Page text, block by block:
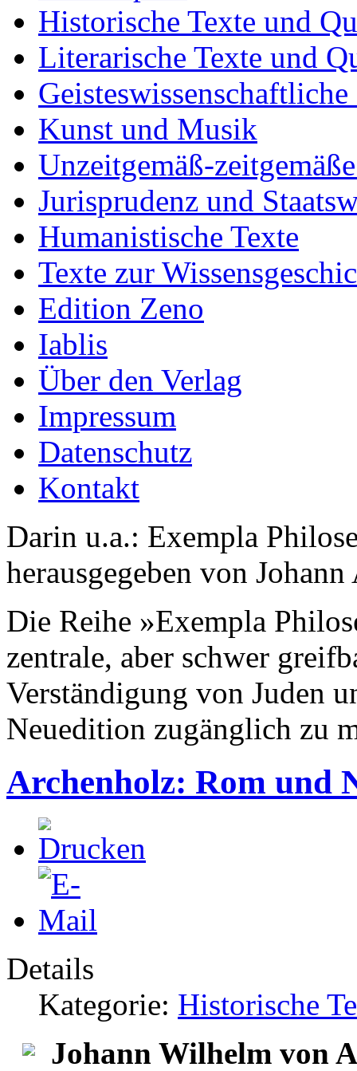
Historische Texte und
Literarische Texte und
Kunst und Musik
Unzeitgemäß-
Jurisprudenz und
Humanistische Texte
Texte zur
Edition Zeno
Iablis
Über den Verlag
Impressum
Datenschutz
Kontakt
Darin u.a.: Exempla
herausgegeben von
Die Reihe »Exempla
zentrale, aber schwer
Verständigung von Juden
Neuedition zugänglich zu
Archenholz: Rom und
Details
Kategorie: Historische
Johann Wilhelm von